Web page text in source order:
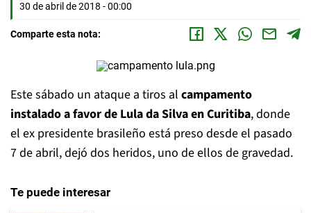
30 de abril de 2018 - 00:00
Comparte esta nota:
Este sábado un ataque a tiros al campamento
instalado a favor de Lula da Silva en Curitiba, donde
el ex presidente brasileño está preso desde el pasado
7 de abril, dejó dos heridos, uno de ellos de gravedad.
Te puede interesar